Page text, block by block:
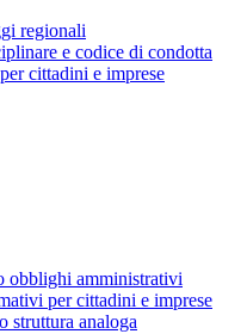
regionali
e codice di condotta
cittadini e imprese
obblighi amministrativi
per cittadini e imprese
struttura analoga